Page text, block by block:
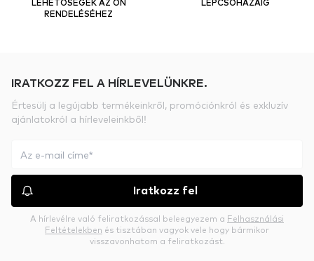
RENDELÉSÉHEZ
IRATKOZZ FEL A HÍRLEVELÜNKRE.
Értesülj a legújabb termékeinkről, promóciónkról és exkluzív
ajánlatokról a hírleveleinkből!
Iratkozz fel
A hírlevélre való feliratkozással beleegyezem a Felhasználási
Feltételekben és tisztában vagyok vele hogy bármikor
visszavonhatom a feliratkozást.